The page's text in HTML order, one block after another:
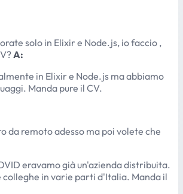
solo in Elixir e Node.js, io faccio ,
A:
in Elixir e Node.js ma abbiamo
Manda pure il CV.
da remoto adesso ma poi volete che
eravamo già un'azienda distribuita.
colleghe in varie parti d'Italia. Manda il